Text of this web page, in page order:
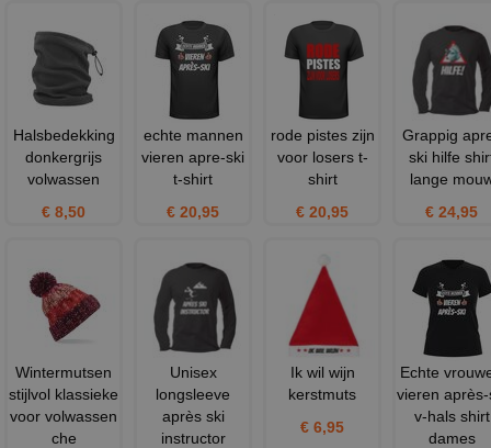
Halsbedekking
donkergrijs
volwassen
€ 8,50
echte mannen
vieren apre-ski
t-shirt
€ 20,95
rode pistes zijn
voor losers t-
shirt
€ 20,95
Grappig
ski hilfe
lange
€ 24,95
Wintermutsen
stijlvol klassieke
voor volwassen
che
Unisex
longsleeve
après ski
instructor
Ik wil wijn
kerstmuts
€ 6,95
Echte
vieren après-
v-hals shirt
dames